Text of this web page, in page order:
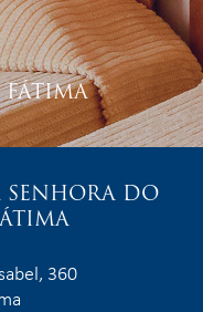
SENHORA DO
360